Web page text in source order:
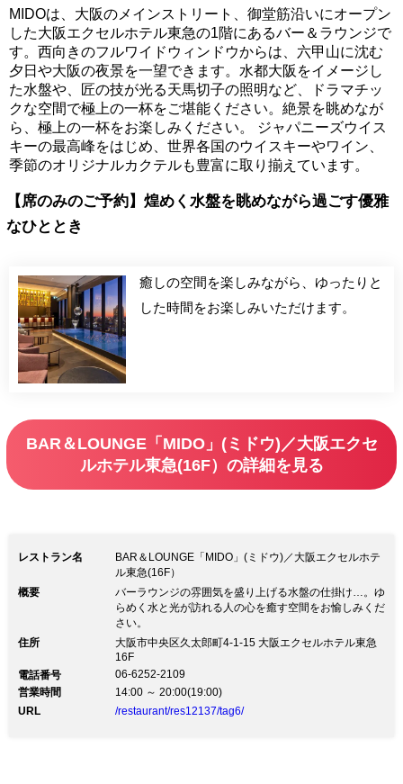
MIDOは、大阪のメインストリート、御堂筋沿いにオープン
した大阪エクセルホテル東急の1階にあるバー＆ラウンジで
す。西向きのフルワイドウィンドウからは、六甲山に沈む
夕日や大阪の夜景を一望できます。水都大阪をイメージし
た水盤や、匠の技が光る天馬切子の照明など、ドラマチッ
クな空間で極上の一杯をご堪能ください。絶景を眺めなが
ら、極上の一杯をお楽しみください。 ジャパニーズウイス
キーの最高峰をはじめ、世界各国のウイスキーやワイン、
季節のオリジナルカクテルも豊富に取り揃えています。
【席のみのご予約】煌めく水盤を眺めながら過ごす優雅
なひととき
癒しの空間を楽しみながら、ゆったりと
した時間をお楽しみいただけます。
BAR＆LOUNGE「MIDO」(ミドウ)／大阪エクセ
ルホテル東急(16F）の詳細を見る
レストラン名
BAR＆LOUNGE「MIDO」(ミドウ)／大阪エクセルホテ
ル東急(16F）
概要
バーラウンジの雰囲気を盛り上げる水盤の仕掛け…。ゆ
らめく水と光が訪れる人の心を癒す空間をお愉しみくだ
さい。
住所
大阪市中央区久太郎町4-1-15 大阪エクセルホテル東急
16F
電話番号
06-6252-2109
営業時間
14:00 ～ 20:00(19:00)
URL
/restaurant/res12137/tag6/